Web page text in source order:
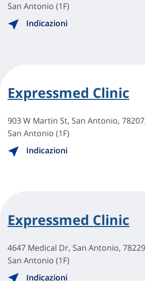
San Antonio (1F)
Indicazioni
Expressmed Clinic
903 W Martin St, San Antonio,
San Antonio (1F)
Indicazioni
Expressmed Clinic
4647 Medical Dr, San Antonio,
San Antonio (1F)
Indicazioni